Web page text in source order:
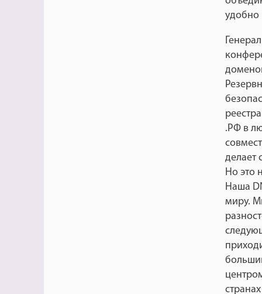
удобно
.РФ в
делает
Но это
Наша
миру.